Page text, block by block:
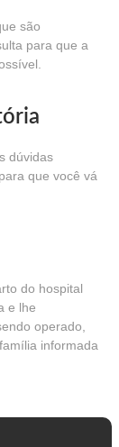
são
para que a
dúvidas
que você vá
do hospital
e lhe
operado,
informada